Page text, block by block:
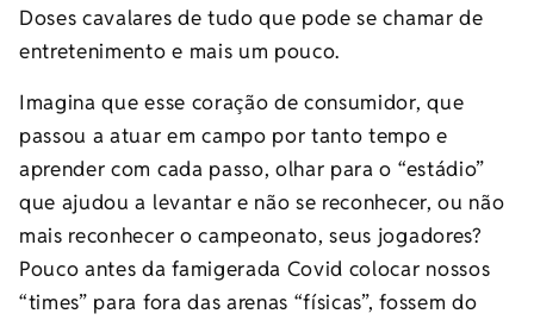
Doses cavalares de tudo que pode se chamar de
entretenimento e mais um pouco.
Imagina que esse coração de consumidor, que
passou a atuar em campo por tanto tempo e
aprender com cada passo, olhar para o “estádio”
que ajudou a levantar e não se reconhecer, ou não
mais reconhecer o campeonato, seus jogadores?
Pouco antes da famigerada Covid colocar nossos
“times” para fora das arenas “físicas”, fossem do